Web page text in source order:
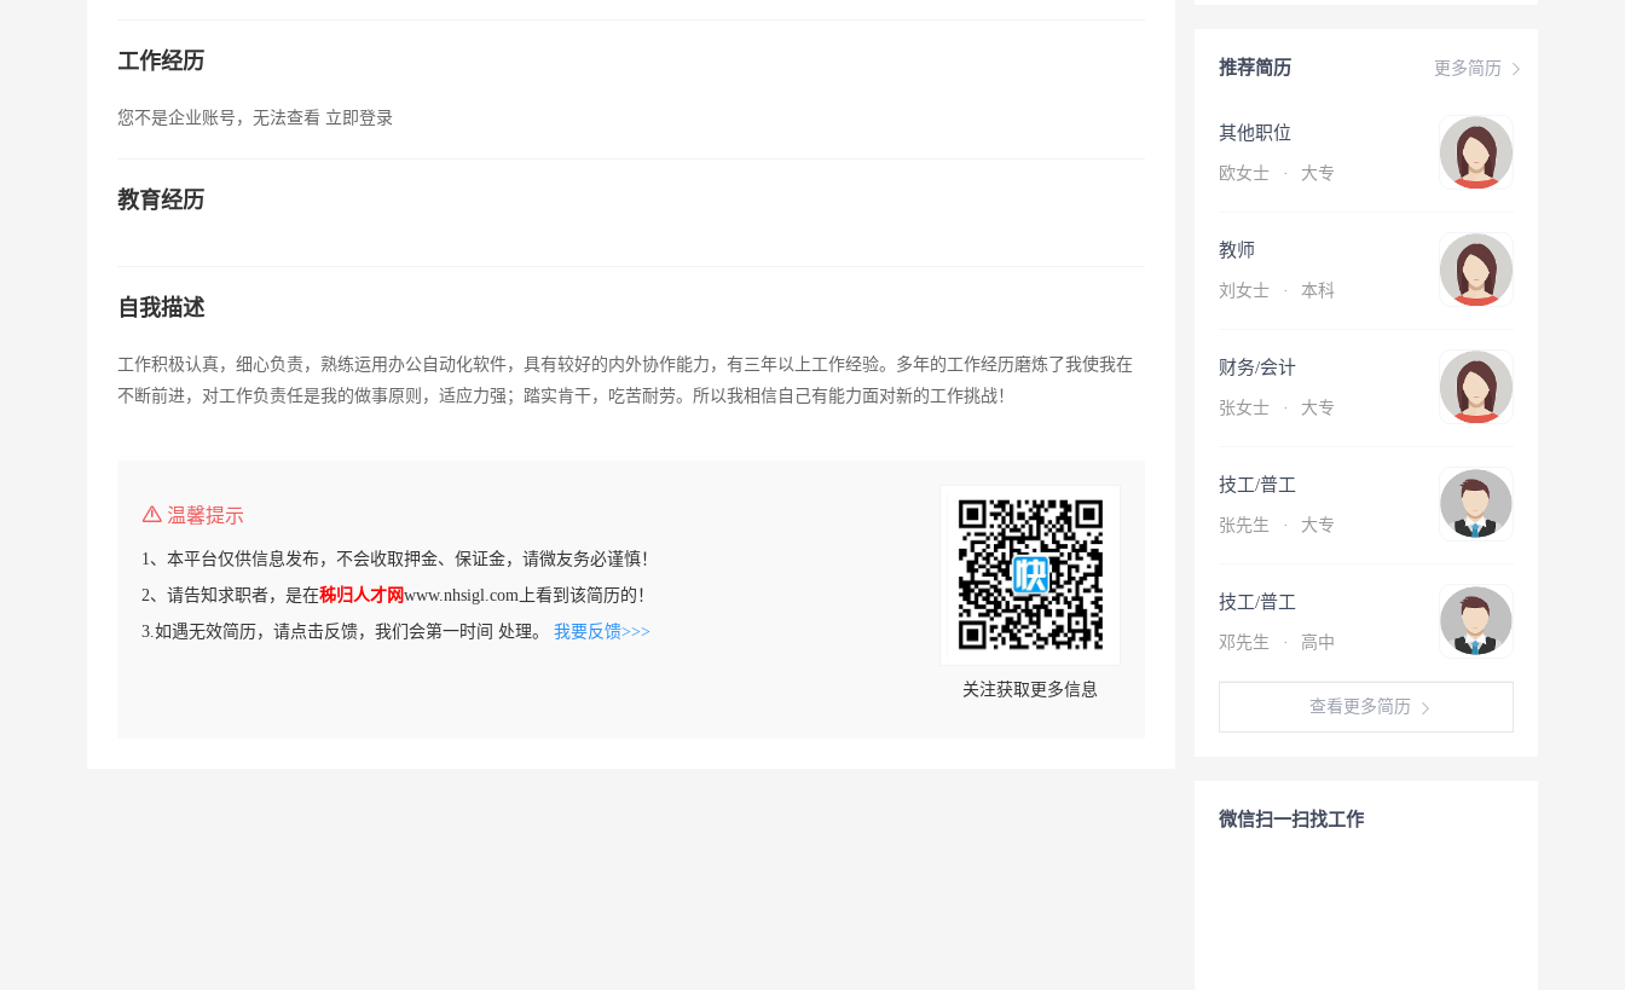
工作经历
您不是企业账号，无法查看 立即登录
教育经历
自我描述
工作积极认真，细心负责，熟练运用办公自动化软件，具有较好的内外协作能力，有三年以上工作经验。多年的工作经历磨炼了我使我在
不断前进，对工作负责任是我的做事原则，适应力强；踏实肯干，吃苦耐劳。所以我相信自己有能力面对新的工作挑战！
温馨提示
1、本平台仅供信息发布，不会收取押金、保证金，请微友务必谨慎！
2、请告知求职者，是在秭归人才网www.nhsigl.com上看到该简历的！
3.如遇无效简历，请点击反馈，我们会第一时间 处理。 我要反馈>>>
关注获取更多信息
更多简历
推荐简历
其他职位
欧女士 · 大专
教师
刘女士 · 本科
财务/会计
张女士 · 大专
技工/普工
张先生 · 大专
技工/普工
邓先生 · 高中
查看更多简历
微信扫一扫找工作